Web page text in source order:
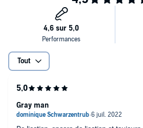
Tout
Gray man